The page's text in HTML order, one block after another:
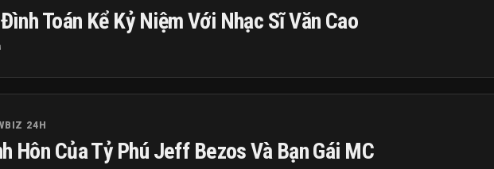
Toán Kể Kỷ Niệm Với Nhạc Sĩ Văn Cao
24H
Hôn Của Tỷ Phú Jeff Bezos Và Bạn Gái MC